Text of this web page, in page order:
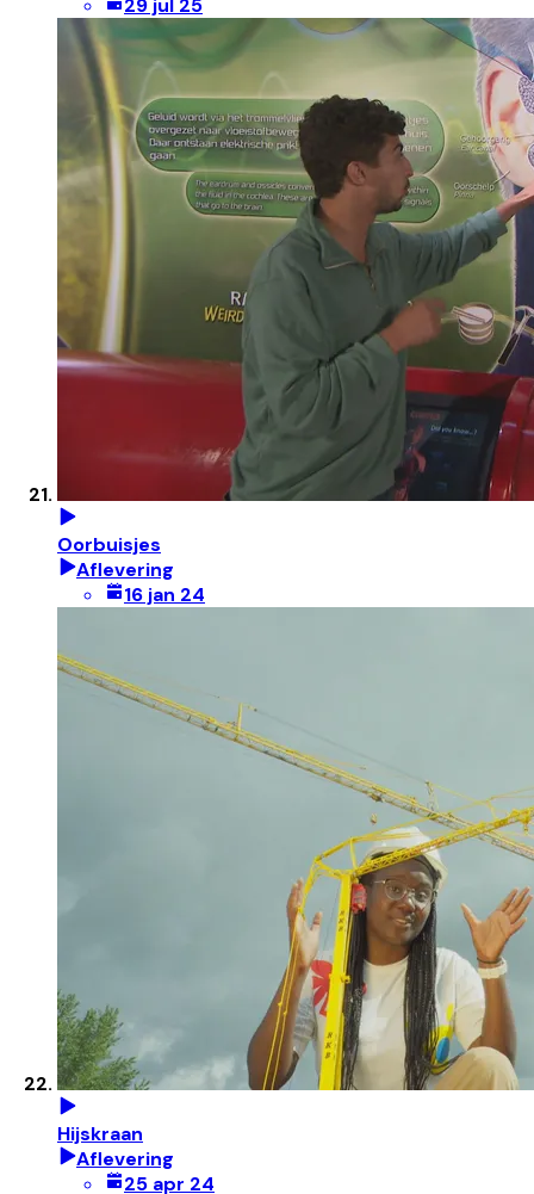
29 jul 25
Oorbuisjes
Aflevering
16 jan 24
Hijskraan
Aflevering
25 apr 24